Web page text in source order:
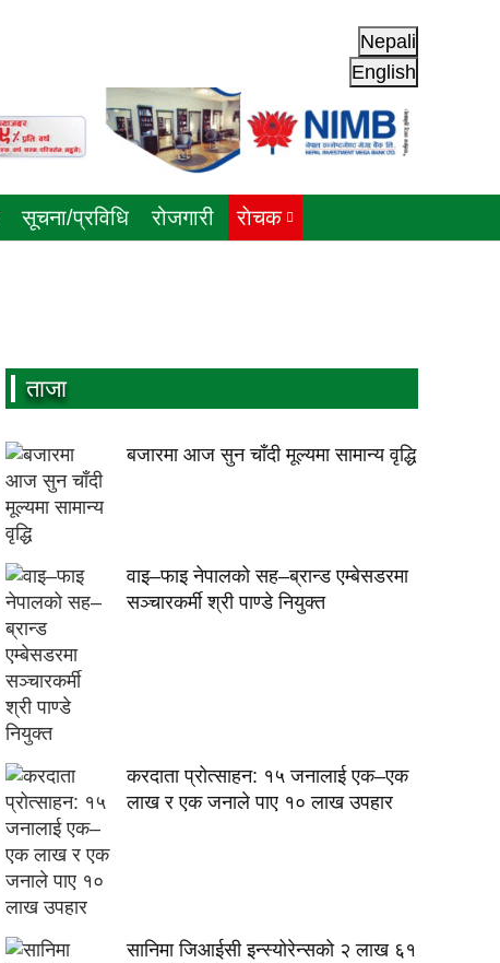
Nepali
English
सूचना/प्रविधि रोजगारी राेचक
ताजा
बजारमा आज सुन चाँदी मूल्यमा सामान्य वृद्धि
वाइ–फाइ नेपालको सह–ब्रान्ड एम्बेसडरमा
सञ्चारकर्मी श्री पाण्डे नियुक्त
करदाता प्रोत्साहन: १५ जनालाई एक–एक
लाख र एक जनाले पाए १० लाख उपहार
सानिमा जिआईसी इन्स्योरेन्सको २ लाख ६१